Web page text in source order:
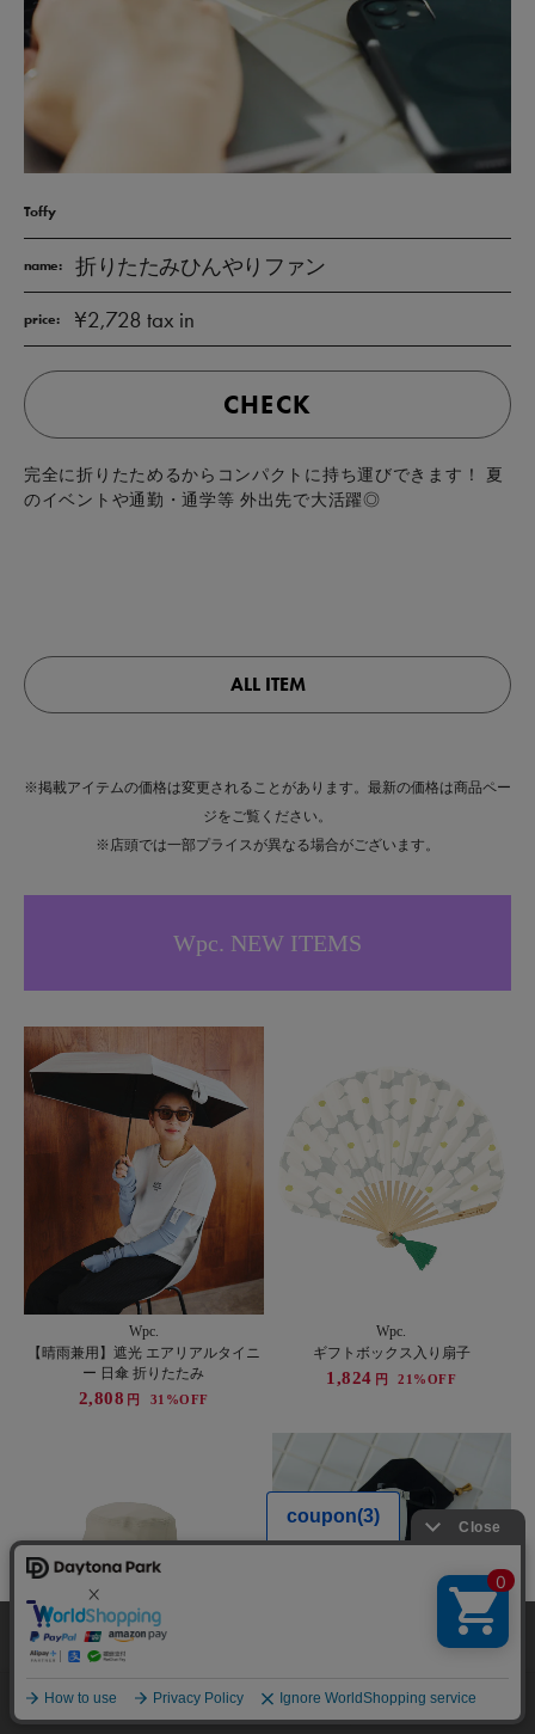
Toffy
name: 折りたたみひんやりファン
price: ¥2,728 tax in
CHECK
完全に折りたためるからコンパクトに持ち運びできます！ 夏
のイベントや通勤・通学等 外出先で大活躍◎
ALL ITEM
※掲載アイテムの価格は変更されることがあります。最新の価格は商品ペー
ジをご覧ください。
※店頭では一部プライスが異なる場合がございます。
Wpc. NEW ITEMS
Wpc.
【晴雨兼用】遮光 エアリアルタイニ
ー 日傘 折りたたみ
2,808 円 31%OFF
Wpc.
ギフトボックス入り扇子
1,824 円 21%OFF
メニュー スタイリング 探す お気に入り カート
当サイトでは利用体験の向上およびコンテンツの最適な提供、トラフィック
の分析を目的としてCookieを使用しています。
サイトの閲覧を継続された場合、Cookieの利用に同意したことものといたし
ます。
承諾する